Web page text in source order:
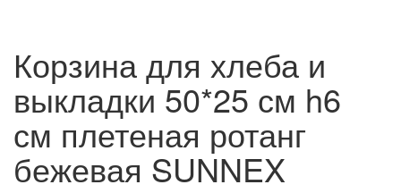
Корзина для хлеба и
выкладки 50*25 см h6
см плетеная ротанг
бежевая SUNNEX